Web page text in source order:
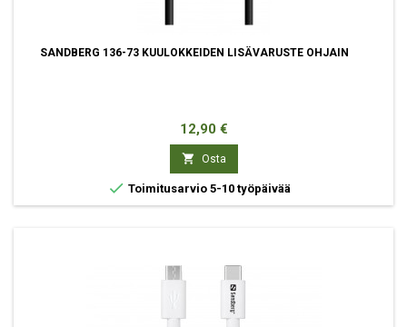
SANDBERG 136-73 KUULOKKEIDEN LISÄVARUSTE OHJAIN
Hinta
12,90 €
 Osta
 Toimitusarvio 5-10 työpäivää